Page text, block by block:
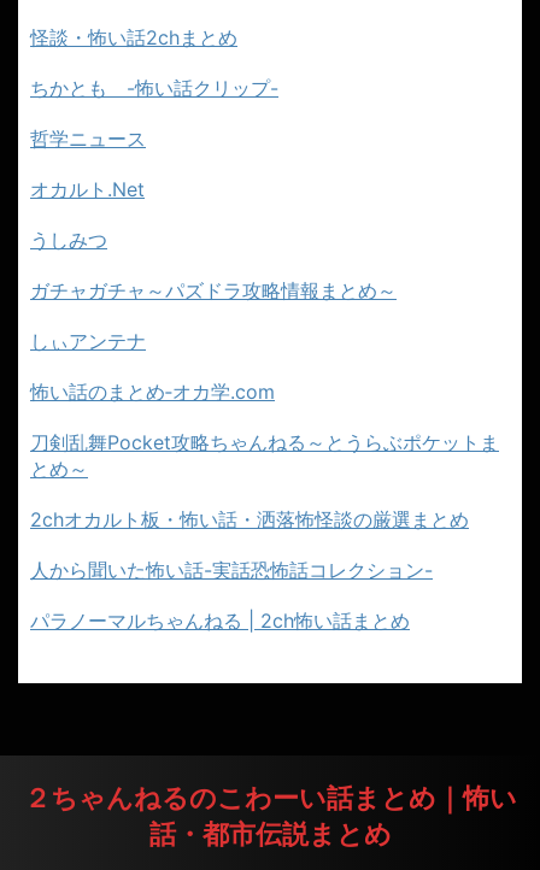
怪談・怖い話2chまとめ
ちかとも -怖い話クリップ-
哲学ニュース
オカルト.Net
うしみつ
ガチャガチャ～パズドラ攻略情報まとめ～
しぃアンテナ
怖い話のまとめ‐オカ学.com
刀剣乱舞Pocket攻略ちゃんねる～とうらぶポケットま
とめ～
2chオカルト板・怖い話・洒落怖怪談の厳選まとめ
人から聞いた怖い話-実話恐怖話コレクション-
パラノーマルちゃんねる | 2ch怖い話まとめ
２ちゃんねるのこわーい話まとめ｜怖い
話・都市伝説まとめ